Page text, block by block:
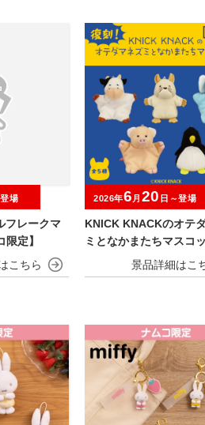
レークマ
定】
場
KNICK KNACKのオテ
ミとなかまたちマスコ
2026年6 月 20 日～登場